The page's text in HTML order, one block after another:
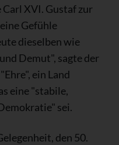
Carl XVI. Gustaf zur
Gefühle
dieselben wie
Demut", sagte der
ein Land
eine "stabile,
sei.
den 50.